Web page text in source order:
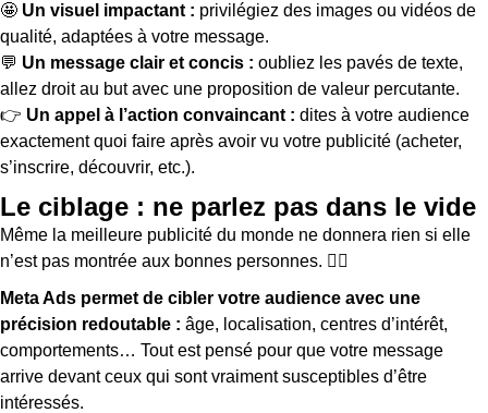
🤩 Un visuel impactant : privilégiez des images ou vidéos de
qualité, adaptées à votre message.
💬 Un message clair et concis : oubliez les pavés de texte,
allez droit au but avec une proposition de valeur percutante.
👉 Un appel à l’action convaincant : dites à votre audience
exactement quoi faire après avoir vu votre publicité (acheter,
s’inscrire, découvrir, etc.).
Le ciblage : ne parlez pas dans le vide
Même la meilleure publicité du monde ne donnera rien si elle
n’est pas montrée aux bonnes personnes. 🤷‍♂️
Meta Ads permet de cibler votre audience avec une
précision redoutable : âge, localisation, centres d’intérêt,
comportements… Tout est pensé pour que votre message
arrive devant ceux qui sont vraiment susceptibles d’être
intéressés.